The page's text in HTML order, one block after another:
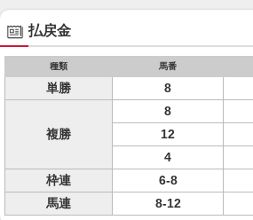
払戻金
種類 馬番
単勝 8
複勝
8
12
4
枠連
6-8
馬連
8-12